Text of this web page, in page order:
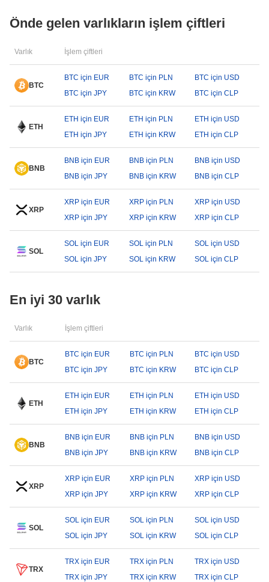
Önde gelen varlıkların işlem çiftleri
Varlık İşlem çiftleri
BTC
BTC için EUR BTC için PLN
BTC için USD
BTC için JPY
BTC için KRW BTC için CLP
ETH
ETH için EUR ETH için PLN
ETH için USD
ETH için JPY
ETH için KRW ETH için CLP
BNB
BNB için EUR BNB için PLN
BNB için USD
BNB için JPY
BNB için KRW BNB için CLP
XRP
XRP için EUR XRP için PLN
XRP için USD
XRP için JPY
XRP için KRW XRP için CLP
SOL
SOL için EUR SOL için PLN
SOL için USD
SOL için JPY
SOL için KRW SOL için CLP
En iyi 30 varlık
Varlık İşlem çiftleri
BTC
BTC için EUR BTC için PLN
BTC için USD
BTC için JPY
BTC için KRW BTC için CLP
ETH
ETH için EUR ETH için PLN
ETH için USD
ETH için JPY
ETH için KRW ETH için CLP
BNB
BNB için EUR BNB için PLN
BNB için USD
BNB için JPY
BNB için KRW BNB için CLP
XRP
XRP için EUR XRP için PLN
XRP için USD
XRP için JPY
XRP için KRW XRP için CLP
SOL
SOL için EUR SOL için PLN
SOL için USD
SOL için JPY
SOL için KRW SOL için CLP
TRX
TRX için EUR TRX için PLN
TRX için USD
TRX için JPY
TRX için KRW TRX için CLP